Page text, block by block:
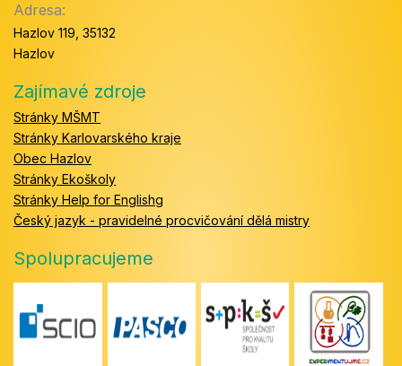
Adresa:
Hazlov 119, 35132
Hazlov
Zajímavé zdroje
Stránky MŠMT
Stránky Karlovarského kraje
Obec Hazlov
Stránky Ekoškoly
Stránky Help for Englishg
Český jazyk - pravidelné procvičování dělá mistry
Spolupracujeme